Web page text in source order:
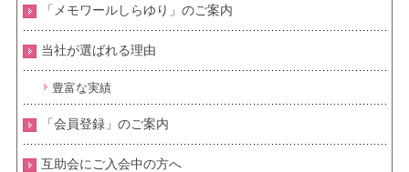
「メモワールしらゆり」のご案内
当社が選ばれる理由
豊富な実績
「会員登録」のご案内
互助会にご入会中の方へ